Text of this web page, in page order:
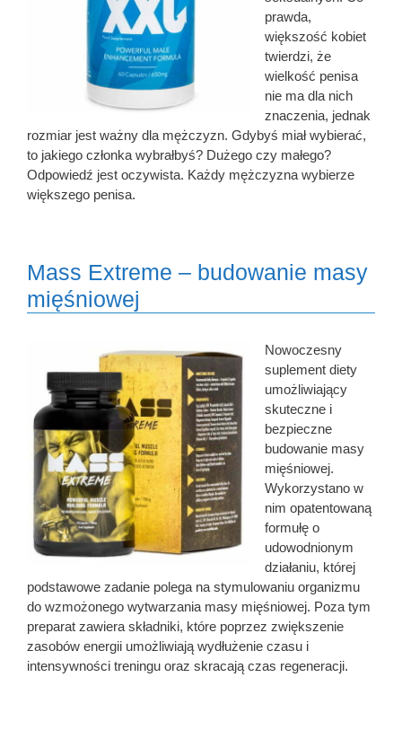
prawda,
większość kobiet
twierdzi, że
wielkość penisa
nie ma dla nich
znaczenia, jednak
rozmiar jest ważny dla mężczyzn. Gdybyś miał wybierać,
to jakiego członka wybrałbyś? Dużego czy małego?
Odpowiedź jest oczywista. Każdy mężczyzna wybierze
większego penisa.
Mass Extreme – budowanie masy
mięśniowej
Nowoczesny
suplement diety
umożliwiający
skuteczne i
bezpieczne
budowanie masy
mięśniowej.
Wykorzystano w
nim opatentowaną
formułę o
udowodnionym
działaniu, której
podstawowe zadanie polega na stymulowaniu organizmu
do wzmożonego wytwarzania masy mięśniowej. Poza tym
preparat zawiera składniki, które poprzez zwiększenie
zasobów energii umożliwiają wydłużenie czasu i
intensywności treningu oraz skracają czas regeneracji.